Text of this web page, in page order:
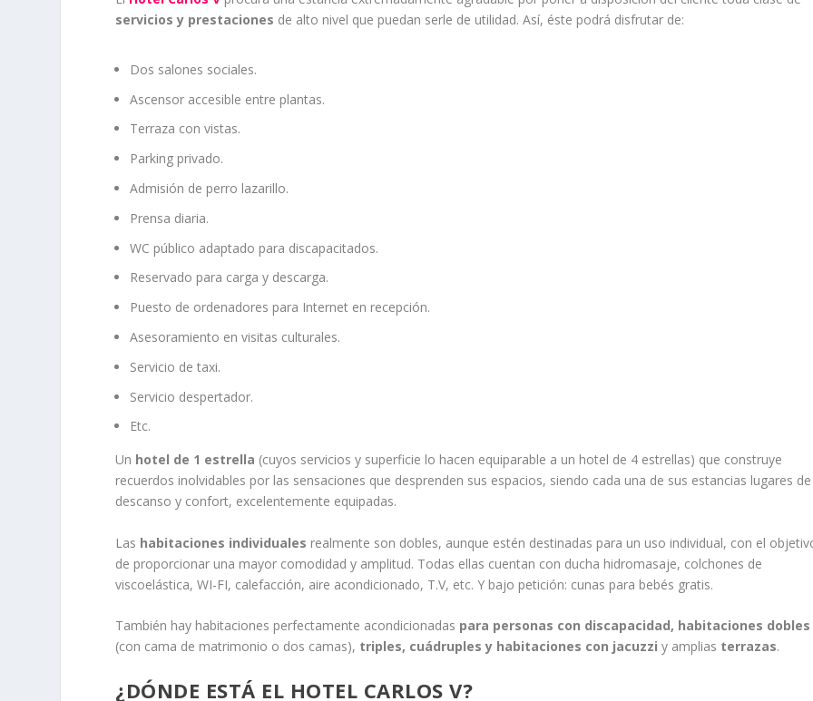
servicios y prestaciones de alto nivel que puedan serle de utilidad. Así, éste podrá disfrutar de:
Dos salones sociales.
Ascensor accesible entre plantas.
Terraza con vistas.
Parking privado.
Admisión de perro lazarillo.
Prensa diaria.
WC público adaptado para discapacitados.
Reservado para carga y descarga.
Puesto de ordenadores para Internet en recepción.
Asesoramiento en visitas culturales.
Servicio de taxi.
Servicio despertador.
Etc.
Un hotel de 1 estrella (cuyos servicios y superficie lo hacen equiparable a un hotel de 4 estrellas) que construye
recuerdos inolvidables por las sensaciones que desprenden sus espacios, siendo cada una de sus estancias lugares de
descanso y confort, excelentemente equipadas.
Las habitaciones individuales realmente son dobles, aunque estén destinadas para un uso individual, con el
de proporcionar una mayor comodidad y amplitud. Todas ellas cuentan con ducha hidromasaje, colchones de
viscoelástica, WI-FI, calefacción, aire acondicionado, T.V, etc. Y bajo petición: cunas para bebés gratis.
También hay habitaciones perfectamente acondicionadas para personas con discapacidad, habitaciones dobles
(con cama de matrimonio o dos camas), triples, cuádruples y habitaciones con jacuzzi y amplias terrazas.
¿DÓNDE ESTÁ EL HOTEL CARLOS V?